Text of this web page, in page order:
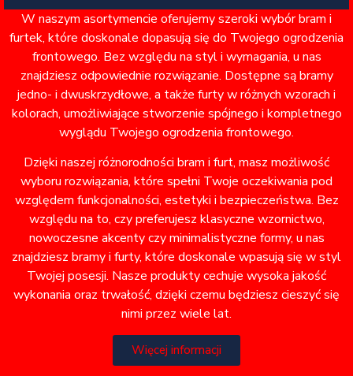
W naszym asortymencie oferujemy szeroki wybór bram i
furtek, które doskonale dopasują się do Twojego ogrodzenia
frontowego. Bez względu na styl i wymagania, u nas
znajdziesz odpowiednie rozwiązanie. Dostępne są bramy
jedno- i dwuskrzydłowe, a także furty w różnych wzorach i
kolorach, umożliwiające stworzenie spójnego i kompletnego
wyglądu Twojego ogrodzenia frontowego.
Dzięki naszej różnorodności bram i furt, masz możliwość
wyboru rozwiązania, które spełni Twoje oczekiwania pod
względem funkcjonalności, estetyki i bezpieczeństwa. Bez
względu na to, czy preferujesz klasyczne wzornictwo,
nowoczesne akcenty czy minimalistyczne formy, u nas
znajdziesz bramy i furty, które doskonale wpasują się w styl
Twojej posesji. Nasze produkty cechuje wysoka jakość
wykonania oraz trwałość, dzięki czemu będziesz cieszyć się
nimi przez wiele lat.
Więcej informacji